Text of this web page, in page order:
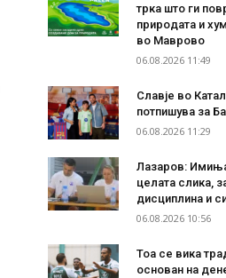
трка што ги
природата и
во Маврово
06.08.2026 11:49
Славје во
потпишува за
06.08.2026 11:29
Лазаров:
целата слика,
дисциплина и
06.08.2026 10:56
Тоа се вика
основан на